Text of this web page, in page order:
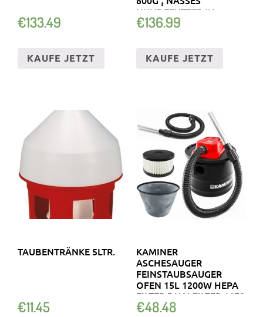
€133.49
KAUFE JETZT
HUNDEFUTTER IN
DOSEN
€136.99
KAUFE JETZT
TAUBENTRÄNKE 5LTR.
€11.45
KAMINER
ASCHESAUGER
FEINSTAUBSAUGER
OFEN 15L 1200W HEPA
FILTER DUALFILTER 1170
€48.48